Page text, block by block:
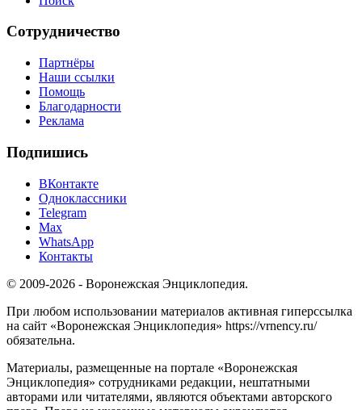
Сотрудничество
Партнёры
Наши ссылки
Помощь
Благодарности
Реклама
Подпишись
ВКонтакте
Одноклассники
Telegram
Max
WhatsApp
Контакты
© 2009-2026 - Воронежская Энциклопедия.
При любом использовании материалов активная гиперссылка
на сайт «Воронежская Энциклопедия» https://vrnency.ru/
обязательна.
Материалы, размещенные на портале «Воронежская
Энциклопедия» сотрудниками редакции, нештатными
авторами или читателями, являются объектами авторского